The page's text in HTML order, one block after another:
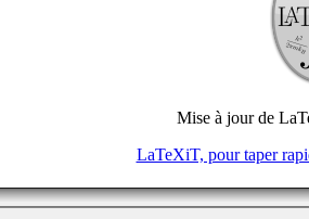
Mise à jour de
LaTeXiT, pour taper